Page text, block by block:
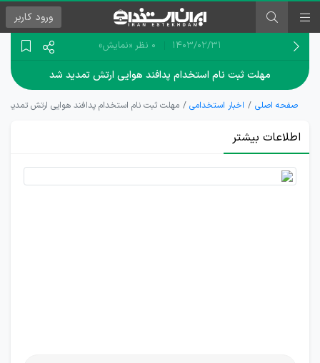
ورود کاربر
۱۴۰۳/۰۲/۳۱ 0 نظر «نمایش»
مهلت ثبت نام استخدام پدافند هوایی ارتش تمدید شد
صفحه اصلی اخبار استخدامی مهلت ثبت نام استخدام پدافند هوایی ارتش تمدید
اطلاعات بیشتر
تمدید